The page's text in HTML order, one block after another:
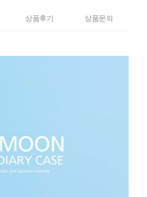
상품후기 상품문의